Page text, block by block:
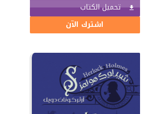
تحميل الكتاب
اشترك الآن